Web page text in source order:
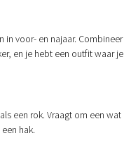
voor- en najaar. Combineer
en je hebt een outfit waar je
een rok. Vraagt om een wat
hak.